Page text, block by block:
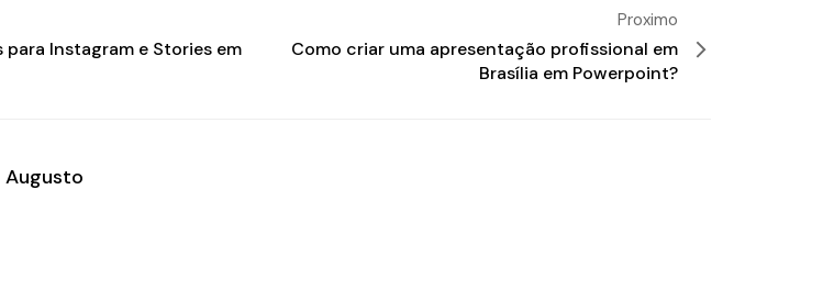
Instagram e Stories em
Proximo
Como criar uma apresentação profissional em
Brasília em Powerpoint?